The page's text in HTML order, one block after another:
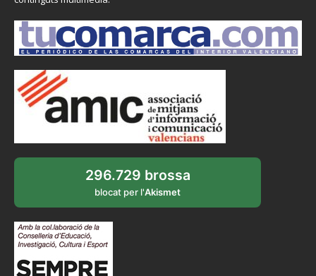
296.729 brossa
blocat per l'Akismet